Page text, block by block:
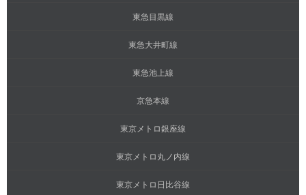
東急目黒線
東急大井町線
東急池上線
京急本線
東京メトロ銀座線
東京メトロ丸ノ内線
東京メトロ日比谷線